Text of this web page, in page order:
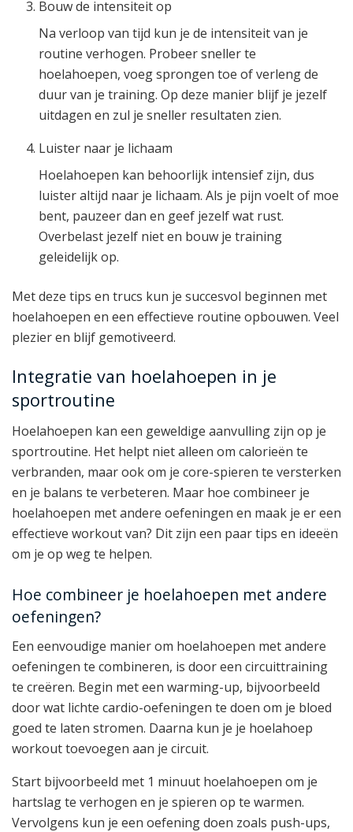
Bouw de intensiteit op
Na verloop van tijd kun je de intensiteit van je
routine verhogen. Probeer sneller te
hoelahoepen, voeg sprongen toe of verleng de
duur van je training. Op deze manier blijf je jezelf
uitdagen en zul je sneller resultaten zien.
Luister naar je lichaam
Hoelahoepen kan behoorlijk intensief zijn, dus
luister altijd naar je lichaam. Als je pijn voelt of moe
bent, pauzeer dan en geef jezelf wat rust.
Overbelast jezelf niet en bouw je training
geleidelijk op.
Met deze tips en trucs kun je succesvol beginnen met
hoelahoepen en een effectieve routine opbouwen. Veel
plezier en blijf gemotiveerd.
Integratie van hoelahoepen in je
sportroutine
Hoelahoepen kan een geweldige aanvulling zijn op je
sportroutine. Het helpt niet alleen om calorieën te
verbranden, maar ook om je core-spieren te versterken
en je balans te verbeteren. Maar hoe combineer je
hoelahoepen met andere oefeningen en maak je er een
effectieve workout van? Dit zijn een paar tips en ideeën
om je op weg te helpen.
Hoe combineer je hoelahoepen met andere
oefeningen?
Een eenvoudige manier om hoelahoepen met andere
oefeningen te combineren, is door een circuittraining
te creëren. Begin met een warming-up, bijvoorbeeld
door wat lichte cardio-oefeningen te doen om je bloed
goed te laten stromen. Daarna kun je je hoelahoep
workout toevoegen aan je circuit.
Start bijvoorbeeld met 1 minuut hoelahoepen om je
hartslag te verhogen en je spieren op te warmen.
Vervolgens kun je een oefening doen zoals push-ups,